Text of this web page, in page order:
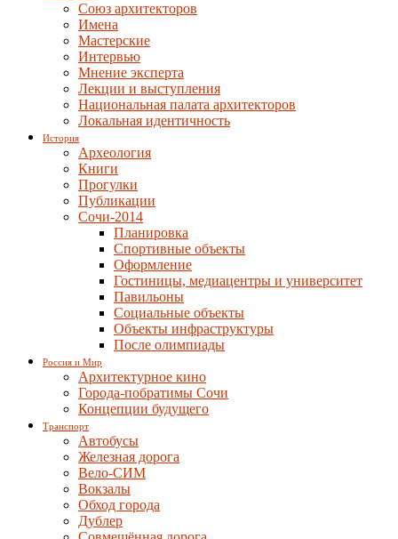
Союз архитекторов
Имена
Мастерские
Интервью
Мнение эксперта
Лекции и выступления
Национальная палата архитекторов
Локальная идентичность
История
Археология
Книги
Прогулки
Публикации
Сочи-2014
Планировка
Спортивные объекты
Оформление
Гостиницы, медиацентры и университет
Павильоны
Социальные объекты
Объекты инфраструктуры
После олимпиады
Россия и Мир
Архитектурное кино
Города-побратимы Сочи
Концепции будущего
Транспорт
Автобусы
Железная дорога
Вело-СИМ
Вокзалы
Обход города
Дублер